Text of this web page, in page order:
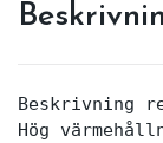
Beskrivning
Hög